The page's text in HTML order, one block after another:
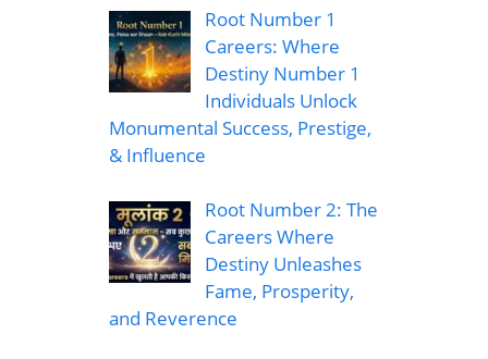
Root Number 1
Careers: Where
Destiny Number 1
Individuals Unlock
Monumental Success, Prestige,
& Influence
Root Number 2: The
Careers Where
Destiny Unleashes
Fame, Prosperity,
and Reverence